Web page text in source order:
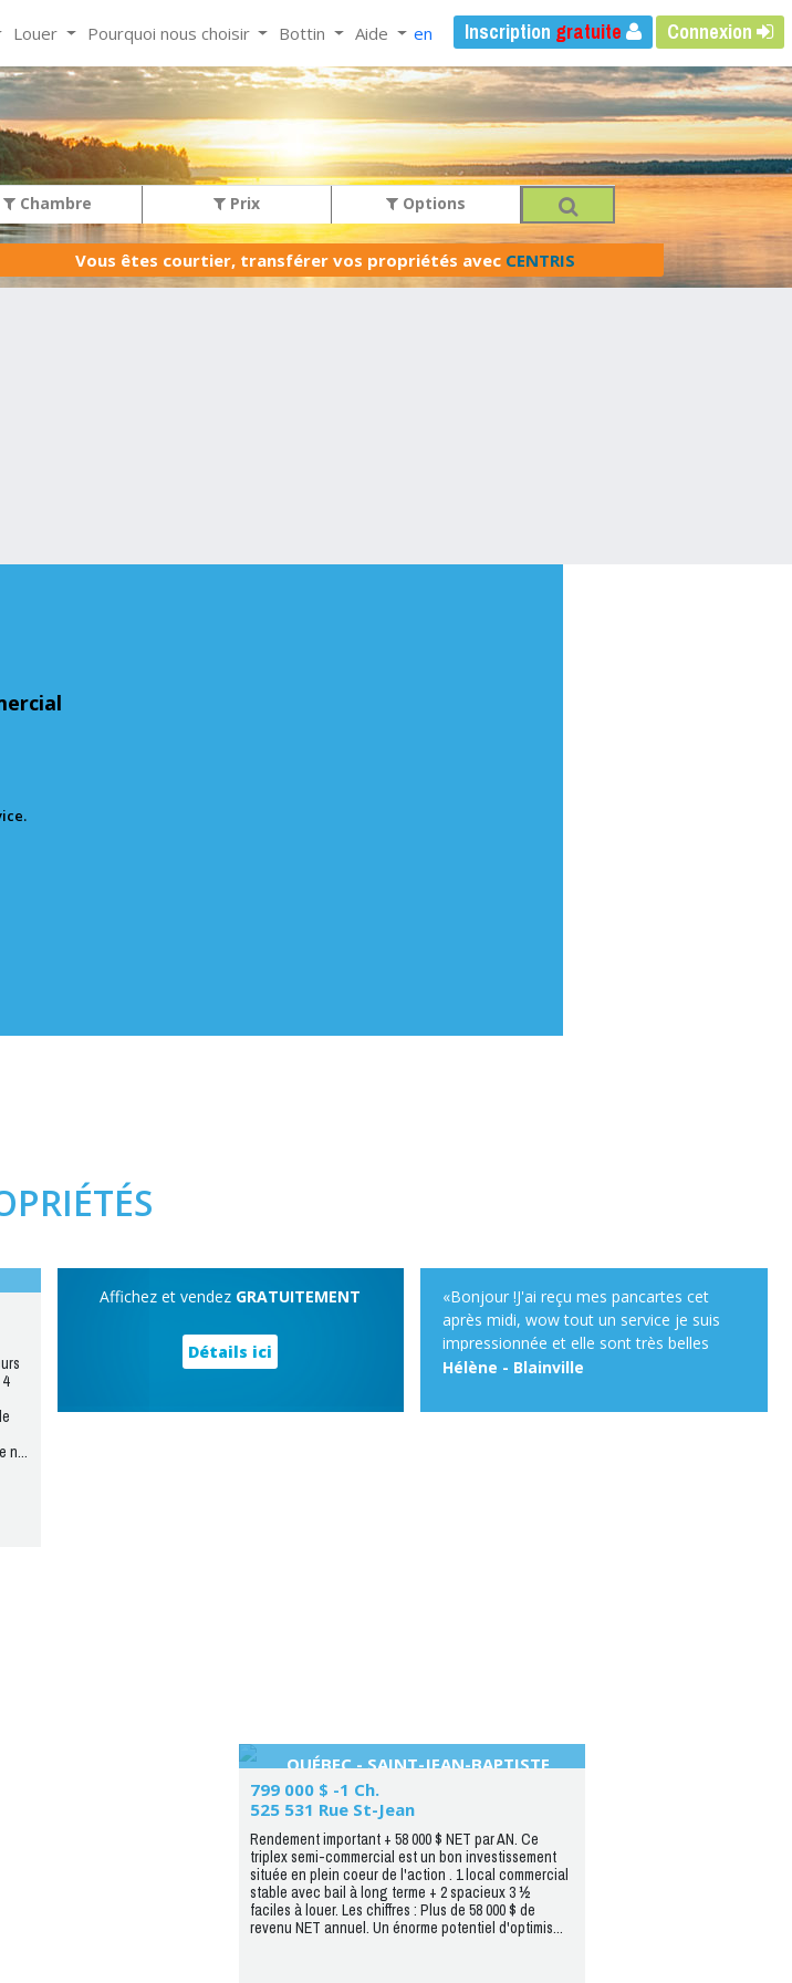
Louer Pourquoi nous choisir Bottin Aide en Inscription gratuite Connexion
Chambre
Prix Options
Vous êtes courtier, transférer vos propriétés avec CENTRIS
n...
Affichez et vendez GRATUITEMENT
Détails ici
«Bonjour !J'ai reçu mes pancartes cet
après midi, wow tout un service je suis
impressionnée et elle sont très belles
!!!Merci beaucoup, je ferai de la publicité
plaisir !Bonne journée !»
Hélène - Blainville
QUÉBEC - SAINT-JEAN-BAPTISTE
799 000 $ -1 Ch.
525 531 Rue St-Jean
Rendement important + 58 000 $ NET par AN. Ce
triplex semi-commercial est un bon investissement
située en plein coeur de l'action . 1 local commercial
stable avec bail à long terme + 2 spacieux 3 ½
faciles à louer. Les chiffres : Plus de 58 000 $ de
revenu NET annuel. Un énorme potentiel d'optimis...